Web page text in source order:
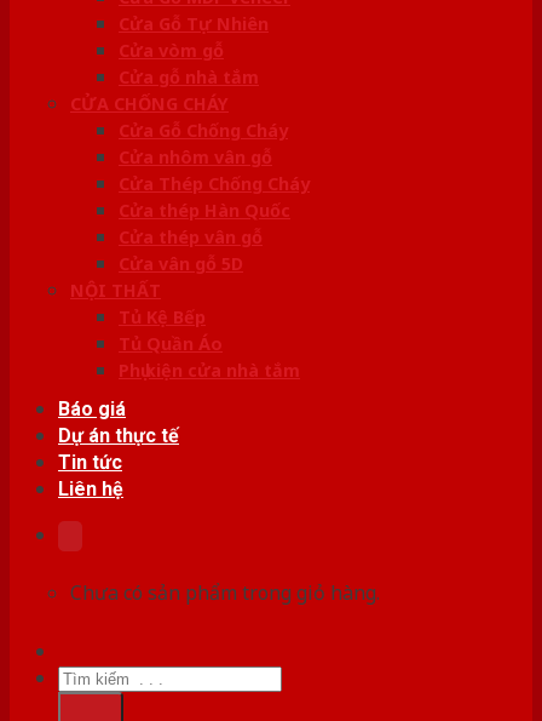
Cửa Gỗ Tự Nhiên
Cửa vòm gỗ
Cửa gỗ nhà tắm
CỬA CHỐNG CHÁY
Cửa Gỗ Chống Cháy
Cửa nhôm vân gỗ
Cửa Thép Chống Cháy
Cửa thép Hàn Quốc
Cửa thép vân gỗ
Cửa vân gỗ 5D
NỘI THẤT
Tủ Kệ Bếp
Tủ Quần Áo
Phụ kiện cửa nhà tắm
Báo giá
Dự án thực tế
Tin tức
Liên hệ
Chưa có sản phẩm trong giỏ hàng.
Tìm
kiếm: